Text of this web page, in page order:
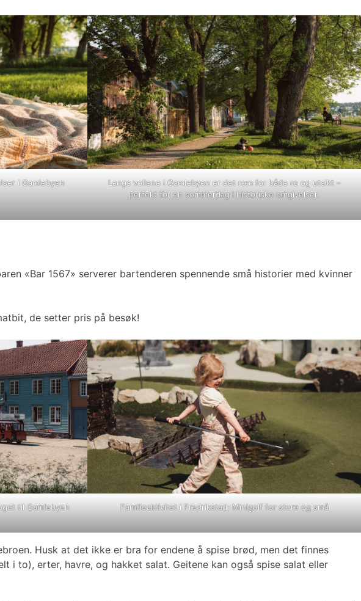
i Gamlebyen
Langs vollene i Gamlebyen er det rom for både ro og utsikt –
perfekt for en sommerdag i historiske omgivelser.
«Bar 1567» serverer bartenderen spennende små historier med kvinner
de setter pris på besøk!
til Gamlebyen
Familieaktivitet i Fredrikstad: Minigolf for store og små
Husk at det ikke er bra for endene å spise brød, men det finnes
i to), erter, havre, og hakket salat. Geitene kan også spise salat eller